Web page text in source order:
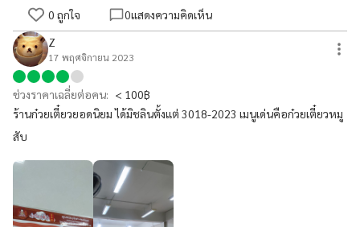
0 ถูกใจ 0แสดงความคิดเห็น
Z
17 พฤศจิกายน 2023
ช่วงราคาเฉลี่ยต่อคน: < 100฿
ร้านก๋วยเตี๋ยวยอดนิยม ได้มิชลินตั้งแต่ 3018-2023 เมนูเด่นคือก๋วยเตี๋ยวหมู
สับ